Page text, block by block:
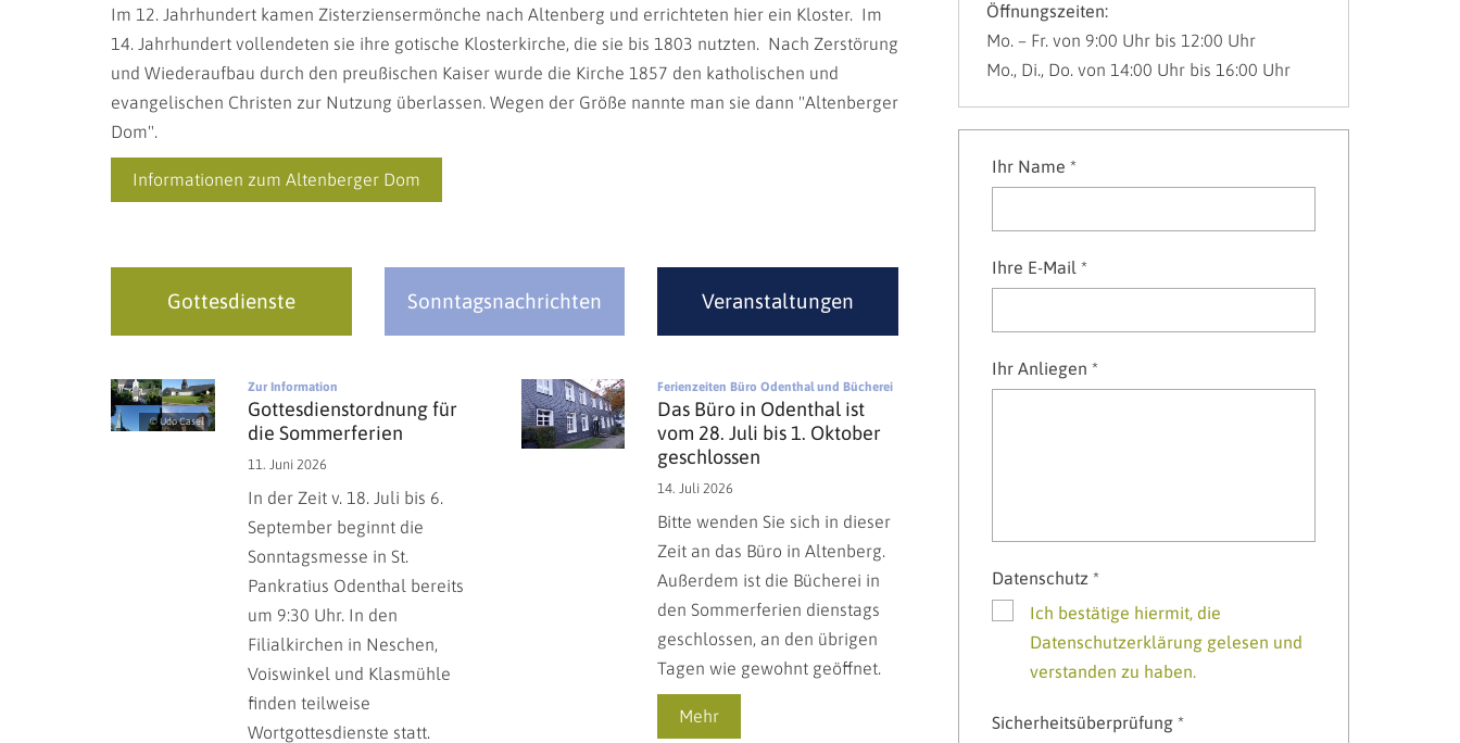
Im 12. Jahrhundert kamen Zisterziensermönche nach Altenberg und errichteten hier ein Kloster. Im
14. Jahrhundert vollendeten sie ihre gotische Klosterkirche, die sie bis 1803 nutzten. Nach Zerstörung
und Wiederaufbau durch den preußischen Kaiser wurde die Kirche 1857 den katholischen und
evangelischen Christen zur Nutzung überlassen. Wegen der Größe nannte man sie dann "Altenberger
Dom".
Informationen zum Altenberger Dom
Gottesdienste Sonntagsnachrichten Veranstaltungen
© Udo Casel
Zur Information:
Gottesdienstordnung für
die Sommerferien
11. Juni 2026
In der Zeit v. 18. Juli bis 6.
September beginnt die
Sonntagsmesse in St.
Pankratius Odenthal bereits
um 9:30 Uhr. In den
Filialkirchen in Neschen,
Voiswinkel und Klasmühle
finden teilweise
Wortgottesdienste statt.
Ferienzeiten Büro Odenthal und Bücherei:
Das Büro in Odenthal ist
vom 28. Juli bis 1. Oktober
geschlossen
14. Juli 2026
Bitte wenden Sie sich in dieser
Zeit an das Büro in Altenberg.
Außerdem ist die Bücherei in
den Sommerferien dienstags
geschlossen, an den übrigen
Tagen wie gewohnt geöffnet.
Mehr
Öffnungszeiten:
Mo. – Fr. von 9:00 Uhr bis 12:00 Uhr
Mo., Di., Do. von 14:00 Uhr bis 16:00 Uhr
Ihr Name *
Ihre E-Mail *
Ihr Anliegen *
Datenschutz *
Ich bestätige hiermit, die
Datenschutzerklärung gelesen und
verstanden zu haben.
Sicherheitsüberprüfung *